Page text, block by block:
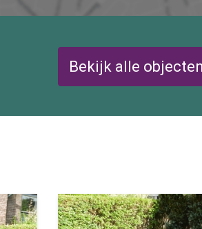
Bekijk alle